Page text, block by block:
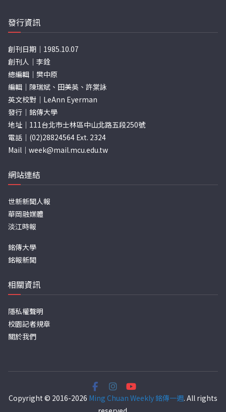
發行資訊
創刊日期｜1985.10.07
創刊人｜李銓
總編輯｜樊中原
編輯｜陳瑞斌、田美英、許棠詠
英文校對｜LeAnn Eyerman
發行｜銘傳大學
地址｜111台北市士林區中山北路五段250號
電話｜(02)28824564 Ext. 2324
Mail｜ week@mail.mcu.edu.tw
網站連結
世新新聞人報
華岡融媒體
淡江時報
銘傳大學
銘報新聞
相關資訊
隱私權聲明
校園記者規章
關於我們
Copyright © 2016-2026 Ming Chuan Weekly 銘傳一週. All rights